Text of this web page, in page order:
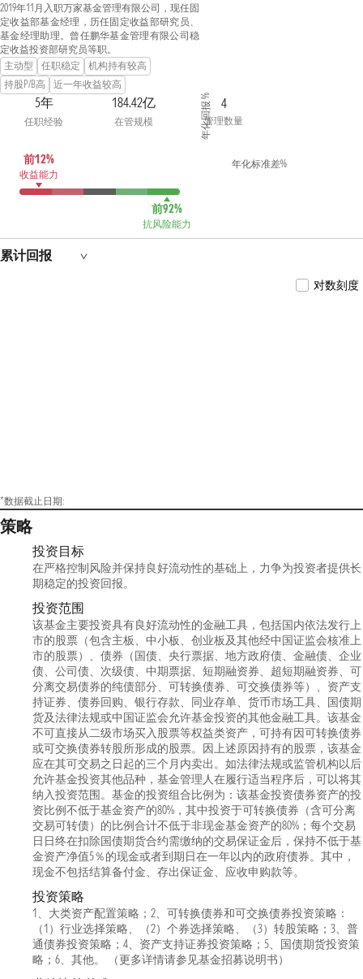
2019年11月入职万家基金管理有限公司，现任固
定收益部基金经理，历任固定收益部研究员、
基金经理助理。曾任鹏华基金管理有限公司稳
定收益投资部研究员等职。
主动型
任职稳定
机构持有较高
持股P/B高
近一年收益较高
5年
任职经验
184.42亿
在管规模
4
管理数量
前12%
收益能力
前92%
抗风险能力
年化回报 %
年化标准差%
累计回报
对数刻度
*数据截止日期:
策略
投资目标
在严格控制风险并保持良好流动性的基础上，力争为投资者提供长
期稳定的投资回报。
投资范围
该基金主要投资具有良好流动性的金融工具，包括国内依法发行上
市的股票（包含主板、中小板、创业板及其他经中国证监会核准上
市的股票）、债券（国债、央行票据、地方政府债、金融债、企业
债、公司债、次级债、中期票据、短期融资券、超短期融资券、可
分离交易债券的纯债部分、可转换债券、可交换债券等）、资产支
持证券、债券回购、银行存款、同业存单、货币市场工具、国债期
货及法律法规或中国证监会允许基金投资的其他金融工具。该基金
不可直接从二级市场买入股票等权益类资产，可持有因可转换债券
或可交换债券转股所形成的股票。因上述原因持有的股票，该基金
应在其可交易之日起的三个月内卖出。如法律法规或监管机构以后
允许基金投资其他品种，基金管理人在履行适当程序后，可以将其
纳入投资范围。基金的投资组合比例为：该基金投资债券资产的投
资比例不低于基金资产的80%，其中投资于可转换债券（含可分离
交易可转债）的比例合计不低于非现金基金资产的80%；每个交易
日日终在扣除国债期货合约需缴纳的交易保证金后，保持不低于基
金资产净值5％的现金或者到期日在一年以内的政府债券。其中，
现金不包括结算备付金、存出保证金、应收申购款等。
投资策略
1、大类资产配置策略；2、可转换债券和可交换债券投资策略：
（1）行业选择策略、（2）个券选择策略、（3）转股策略；3、普
通债券投资策略；4、资产支持证券投资策略；5、国债期货投资策
略；6、其他。 （更多详情请参见基金招募说明书）